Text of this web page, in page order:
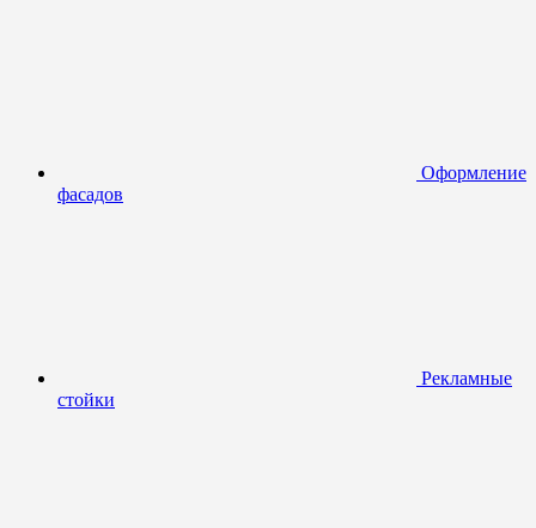
Оформление
фасадов
Рекламные
стойки